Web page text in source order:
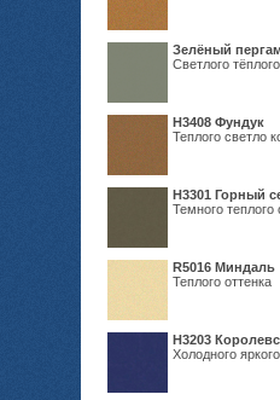
Зелёный
Светлого
Н3408 Фундук
Теплого светло
Н3301 Горный
Темного теплого
R5016 Миндаль
Теплого оттенка
Н3203
Холодного